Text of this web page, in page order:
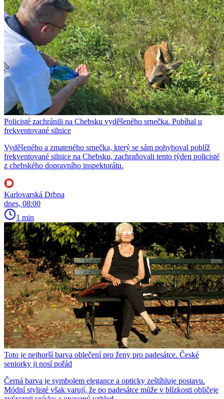
Policisté zachránili na Chebsku vyděšeného srnečka. Pobíhal u
frekventované silnice
Vyděšeného a zmateného srnečka, který se sám pohyboval poblíž
frekventované silnice na Chebsku, zachraňovali tento týden policisté
z chebského dopravního inspektorátu.
Karlovarská Drbna
dnes, 08:00
1 min
Toto je nejhorší barva oblečení pro ženy pro padesátce. České
seniorky ji nosí pořád
Černá barva je symbolem elegance a opticky zeštíhluje postavu.
Módní stylisté však varují, že po padesátce může v blízkosti obličeje